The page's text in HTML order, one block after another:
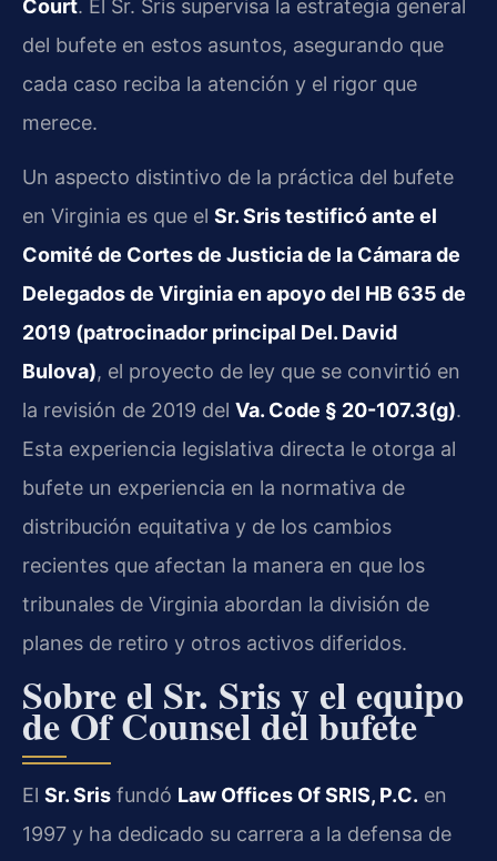
Court. El Sr. Sris supervisa la estrategia general
del bufete en estos asuntos, asegurando que
cada caso reciba la atención y el rigor que
merece.
Un aspecto distintivo de la práctica del bufete
en Virginia es que el Sr. Sris testificó ante el
Comité de Cortes de Justicia de la Cámara de
Delegados de Virginia en apoyo del HB 635 de
2019 (patrocinador principal Del. David
Bulova), el proyecto de ley que se convirtió en
la revisión de 2019 del Va. Code § 20-107.3(g).
Esta experiencia legislativa directa le otorga al
bufete un experiencia en la normativa de
distribución equitativa y de los cambios
recientes que afectan la manera en que los
tribunales de Virginia abordan la división de
planes de retiro y otros activos diferidos.
Sobre el Sr. Sris y el equipo
de Of Counsel del bufete
El Sr. Sris fundó Law Offices Of SRIS, P.C. en
1997 y ha dedicado su carrera a la defensa de